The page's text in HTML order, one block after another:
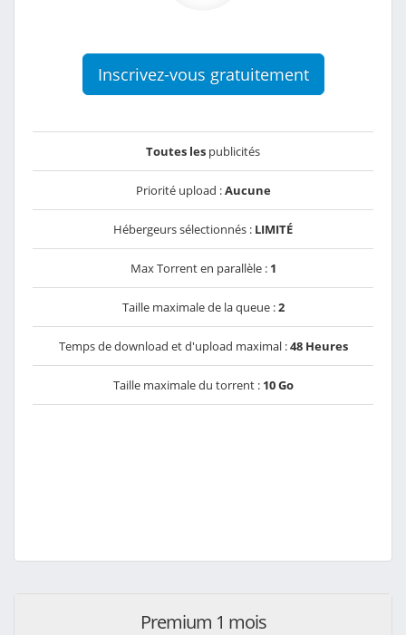
Inscrivez-vous gratuitement
Toutes les publicités
Priorité upload :Aucune
Hébergeurs sélectionnés : LIMITÉ
Max Torrent en parallèle : 1
Taille maximale de la queue :2
Temps de download et d'upload maximal :48 Heures
Taille maximale du torrent : 10 Go
Premium 1 mois